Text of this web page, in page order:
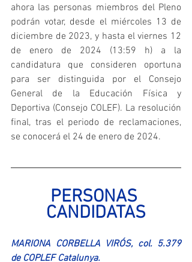
ahora las personas miembros del Pleno
podrán votar, desde el miércoles 13 de
diciembre de 2023, y hasta el viernes 12
de enero de 2024 (13:59 h) a la
candidatura que consideren oportuna
para ser distinguida por el Consejo
General de la Educación Física y
Deportiva (Consejo COLEF). La resolución
final, tras el periodo de reclamaciones,
se conocerá el 24 de enero de 2024.
PERSONAS
CANDIDATAS
MARIONA CORBELLA VIRÓS, col. 5.379
de COPLEF Catalunya.